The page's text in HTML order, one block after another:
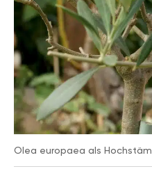
Olea europaea als